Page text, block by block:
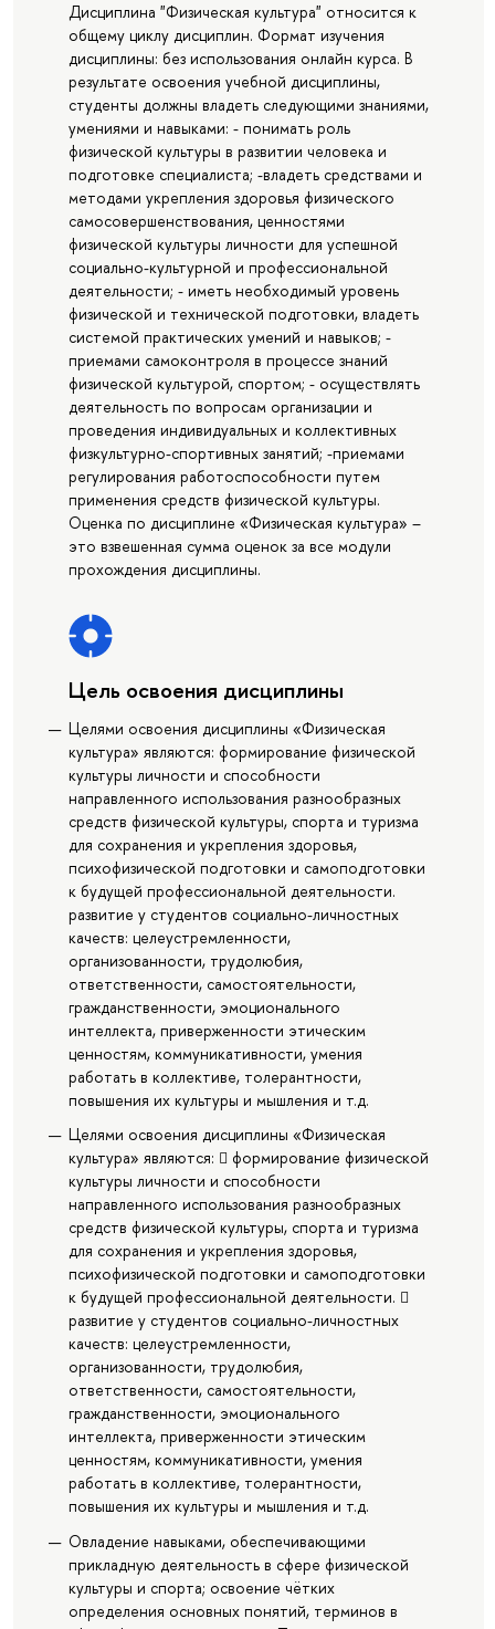
Дисциплина "Физическая культура" относится к
общему циклу дисциплин. Формат изучения
дисциплины: без использования онлайн курса. В
результате освоения учебной дисциплины,
студенты должны владеть следующими знаниями,
умениями и навыками: - понимать роль
физической культуры в развитии человека и
подготовке специалиста; -владеть средствами и
методами укрепления здоровья физического
самосовершенствования, ценностями
физической культуры личности для успешной
социально-культурной и профессиональной
деятельности; - иметь необходимый уровень
физической и технической подготовки, владеть
системой практических умений и навыков; -
приемами самоконтроля в процессе знаний
физической культурой, спортом; - осуществлять
деятельность по вопросам организации и
проведения индивидуальных и коллективных
физкультурно-спортивных занятий; -приемами
регулирования работоспособности путем
применения средств физической культуры.
Оценка по дисциплине «Физическая культура» –
это взвешенная сумма оценок за все модули
прохождения дисциплины.
Цель освоения дисциплины
Целями освоения дисциплины «Физическая
культура» являются: формирование физической
культуры личности и способности
направленного использования разнообразных
средств физической культуры, спорта и туризма
для сохранения и укрепления здоровья,
психофизической подготовки и самоподготовки
к будущей профессиональной деятельности.
развитие у студентов социально-личностных
качеств: целеустремленности,
организованности, трудолюбия,
ответственности, самостоятельности,
гражданственности, эмоционального
интеллекта, приверженности этическим
ценностям, коммуникативности, умения
работать в коллективе, толерантности,
повышения их культуры и мышления и т.д.
Целями освоения дисциплины «Физическая
культура» являются:  формирование физической
культуры личности и способности
направленного использования разнообразных
средств физической культуры, спорта и туризма
для сохранения и укрепления здоровья,
психофизической подготовки и самоподготовки
к будущей профессиональной деятельности. 
развитие у студентов социально-личностных
качеств: целеустремленности,
организованности, трудолюбия,
ответственности, самостоятельности,
гражданственности, эмоционального
интеллекта, приверженности этическим
ценностям, коммуникативности, умения
работать в коллективе, толерантности,
повышения их культуры и мышления и т.д.
Овладение навыками, обеспечивающими
прикладную деятельность в сфере физической
культуры и спорта; освоение чётких
определения основных понятий, терминов в